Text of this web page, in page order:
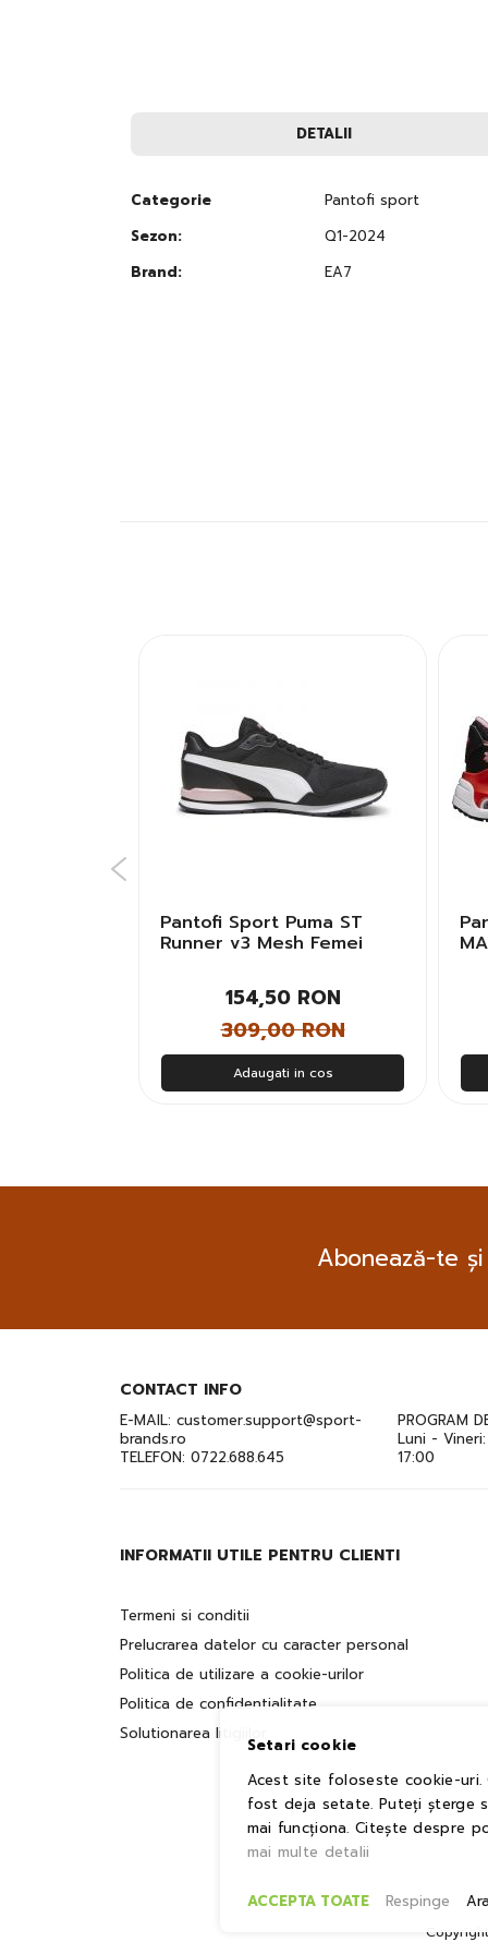
DETALII
Categorie
Pantofi sport
Sezon:
Q1-2024
Brand:
EA7
Pantofi Sport Puma ST
Runner v3 Mesh Femei
154,50 RON
309,00 RON
Adaugati in cos
Abonează-te
CONTACT INFO
E-MAIL: customer.support@sport-
brands.ro
TELEFON: 0722.688.645
PROGRAM
Luni -
17:00
INFORMATII UTILE PENTRU CLIENTI
Termeni si conditii
Prelucrarea datelor cu caracter personal
Politica de utilizare a cookie-urilor
Politica de confidentialitate
Solutionarea litigiilor
Setari cookie
Acest site foloseste cookie-
fost deja setate. Puteți șterge
mai funcționa. Citește despre
mai multe detalii
ACCEPTA TOATE Respinge